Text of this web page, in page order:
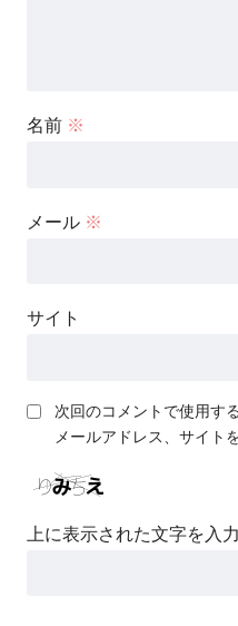
名前 ※
メール ※
サイト
次回のコメントで使用す
メールアドレス、サイト
上に表示された文字を入